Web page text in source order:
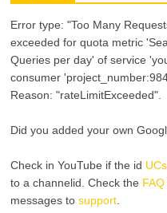
Error type: "Too Many
exceeded for quota metric
Queries per day' of service
consumer
Reason: "rateLimitExceeded".
Did you added your own
Check in YouTube if the id
to a channelid. Check the FAQ
messages tosupport